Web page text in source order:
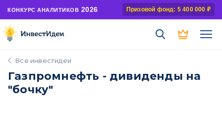
КОНКУРС АНАЛИТИКОВ 2026 Призовой фонд: 5 400 000 ₽
Все инвестидеи
Газпромнефть - дивиденды на
"бочку"